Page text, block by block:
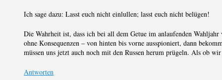
Ich sage dazu: Lasst euch nicht einlullen; lasst euch nicht belügen!
Die Wahrheit ist, dass ich bei all dem Getue im anlaufenden
ohne Konsequenzen – von hinten bis vorne ausspioniert, dann
müssen uns jetzt auch noch mit den Russen herum prügeln. Als ob
Antworten